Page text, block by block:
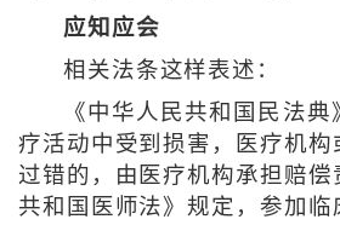
应知应会
相关法条这样表述：
《中华人民共和国民法
疗活动中受到损害，医疗机构
过错的，由医疗机构承担赔偿
共和国医师法》规定，参加临